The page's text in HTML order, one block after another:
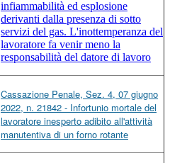
infiammabilità ed esplosione
derivanti dalla presenza di sotto
servizi del gas. L'inottemperanza del
lavoratore fa venir meno la
responsabilità del datore di lavoro
Cassazione Penale, Sez. 4, 07 giugno
2022, n. 21842 - Infortunio mortale del
lavoratore inesperto adibito all'attività
manutentiva di un forno rotante